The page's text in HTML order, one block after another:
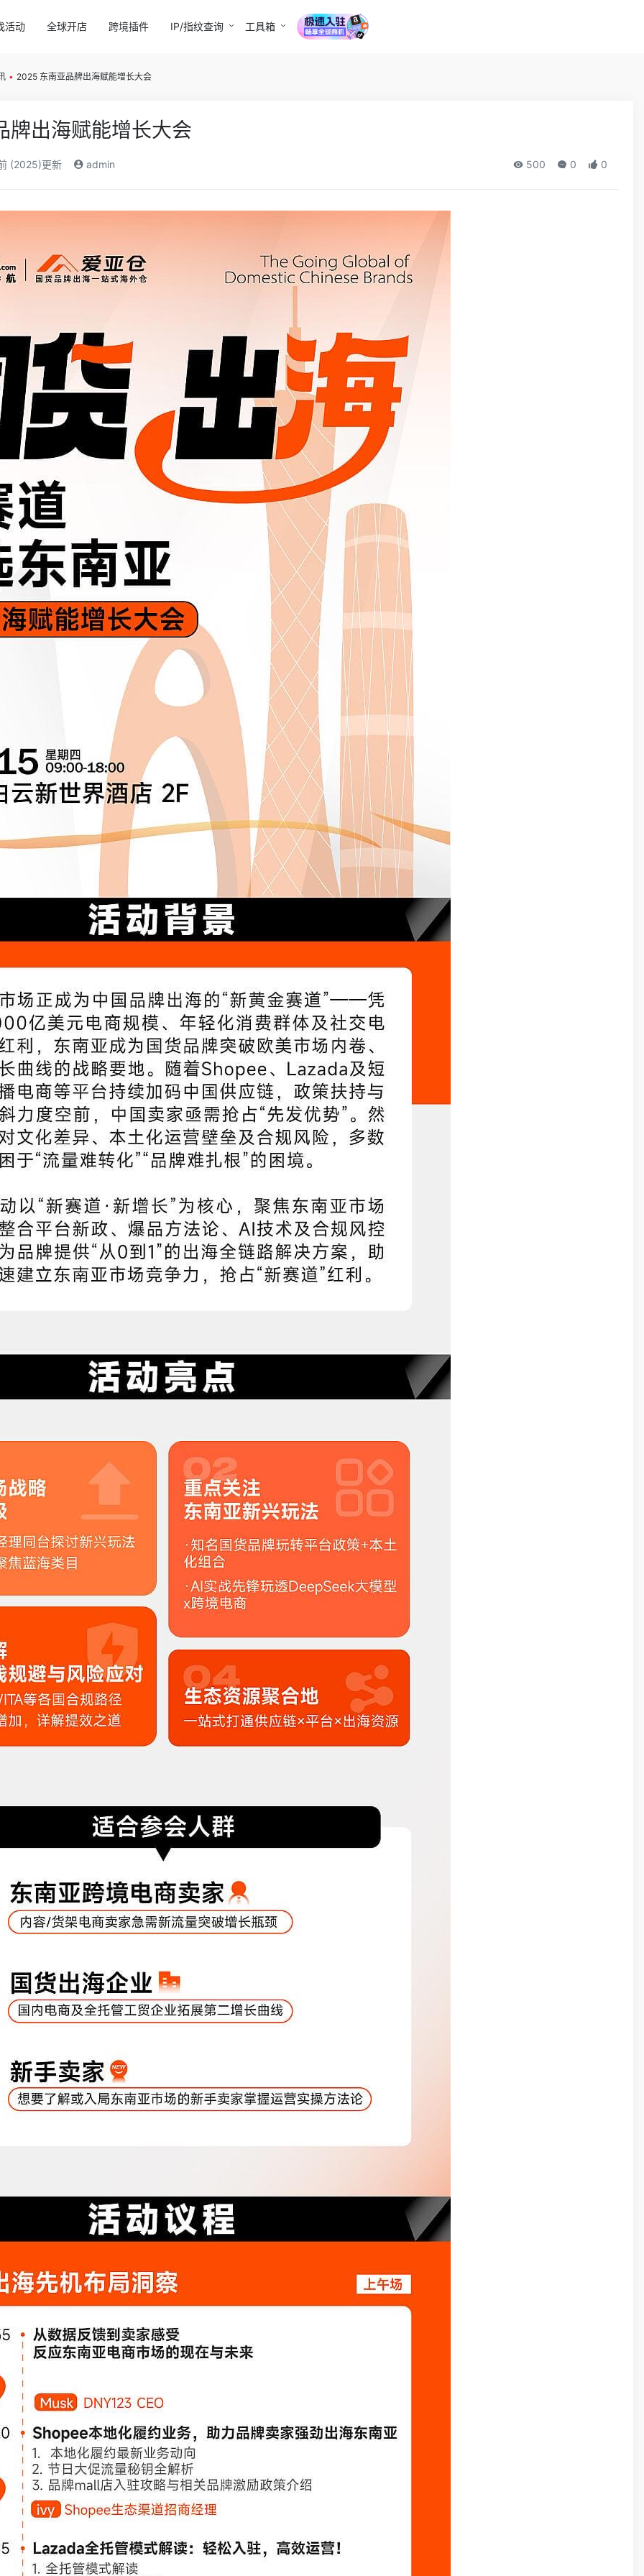
活动 全球开店 跨境插件 IP/指纹查询 工具箱
• 2025 东南亚品牌出海赋能增长大会
牌出海赋能增长大会
(2025)更新 admin 500 0 0